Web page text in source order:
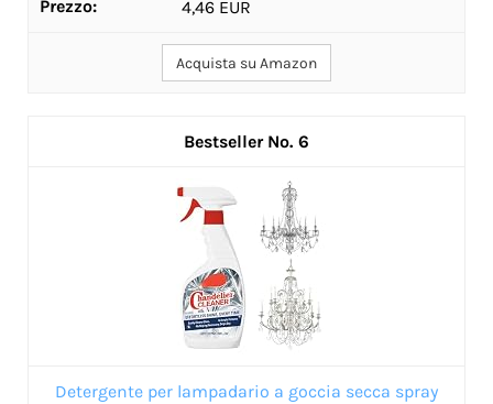
4,46 EUR
Acquista su Amazon
6
Detergente per lampadario a goccia secca spray